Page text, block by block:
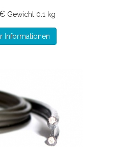
Gewicht 0.1 kg
Informationen